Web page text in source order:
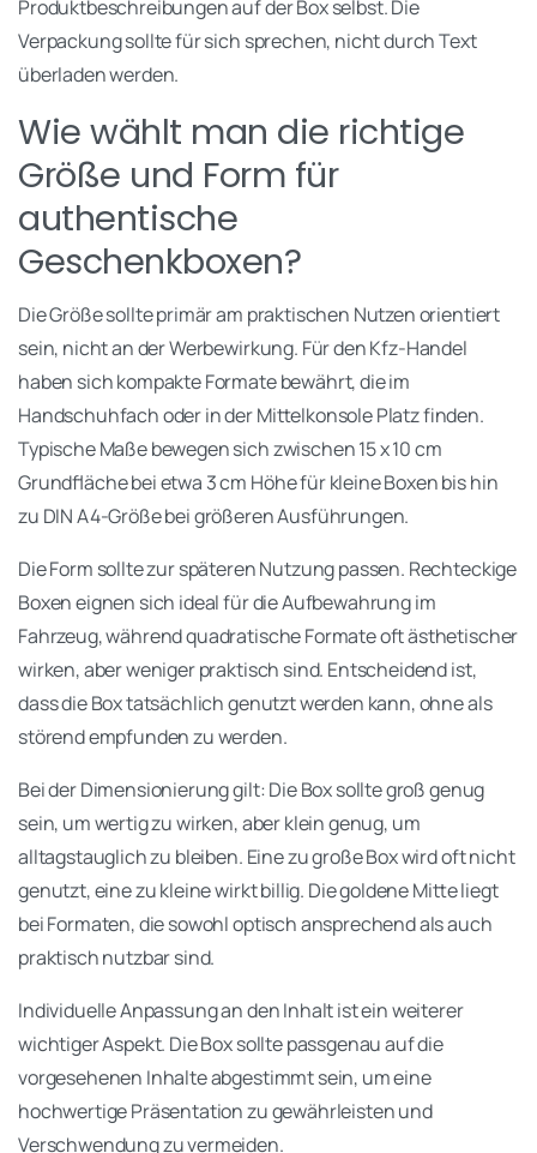
Produktbeschreibungen auf der Box selbst. Die
Verpackung sollte für sich sprechen, nicht durch Text
überladen werden.
Wie wählt man die richtige
Größe und Form für
authentische
Geschenkboxen?
Die Größe sollte primär am praktischen Nutzen orientiert
sein, nicht an der Werbewirkung. Für den Kfz-Handel
haben sich kompakte Formate bewährt, die im
Handschuhfach oder in der Mittelkonsole Platz finden.
Typische Maße bewegen sich zwischen 15 x 10 cm
Grundfläche bei etwa 3 cm Höhe für kleine Boxen bis hin
zu DIN A4-Größe bei größeren Ausführungen.
Die Form sollte zur späteren Nutzung passen. Rechteckige
Boxen eignen sich ideal für die Aufbewahrung im
Fahrzeug, während quadratische Formate oft ästhetischer
wirken, aber weniger praktisch sind. Entscheidend ist,
dass die Box tatsächlich genutzt werden kann, ohne als
störend empfunden zu werden.
Bei der Dimensionierung gilt: Die Box sollte groß genug
sein, um wertig zu wirken, aber klein genug, um
alltagstauglich zu bleiben. Eine zu große Box wird oft nicht
genutzt, eine zu kleine wirkt billig. Die goldene Mitte liegt
bei Formaten, die sowohl optisch ansprechend als auch
praktisch nutzbar sind.
Individuelle Anpassung an den Inhalt ist ein weiterer
wichtiger Aspekt. Die Box sollte passgenau auf die
vorgesehenen Inhalte abgestimmt sein, um eine
hochwertige Präsentation zu gewährleisten und
Verschwendung zu vermeiden.